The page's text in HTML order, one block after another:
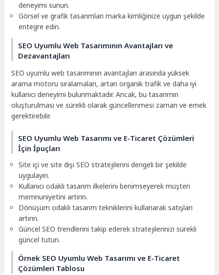
deneyimi sunun.
Görsel ve grafik tasarımları marka kimliğinize uygun şekilde
entegre edin.
SEO Uyumlu Web Tasarımının Avantajları ve
Dezavantajları
SEO uyumlu web tasarımının avantajları arasında yüksek
arama motoru sıralamaları, artan organik trafik ve daha iyi
kullanıcı deneyimi bulunmaktadır. Ancak, bu tasarımın
oluşturulması ve sürekli olarak güncellenmesi zaman ve emek
gerektirebilir.
SEO Uyumlu Web Tasarımı ve E-Ticaret Çözümleri
İçin İpuçları
Site içi ve site dışı SEO stratejilerini dengeli bir şekilde
uygulayın.
Kullanıcı odaklı tasarım ilkelerini benimseyerek müşteri
memnuniyetini artırın.
Dönüşüm odaklı tasarım tekniklerini kullanarak satışları
artırın.
Güncel SEO trendlerini takip ederek stratejilerinizi sürekli
güncel tutun.
Örnek SEO Uyumlu Web Tasarımı ve E-Ticaret
Çözümleri Tablosu